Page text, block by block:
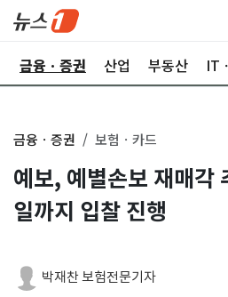
금융ㆍ증권 산업 부동산 IT
금융ㆍ증권 보험ㆍ카드
예보, 예별손보 재매
일까지 입찰 진행
박재찬 보험전문기자